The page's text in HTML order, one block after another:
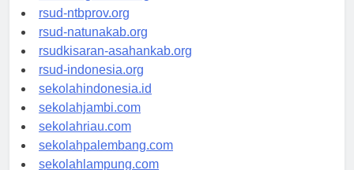
rsud-langsakota.org
rsud-ntbprov.org
rsud-natunakab.org
rsudkisaran-asahankab.org
rsud-indonesia.org
sekolahindonesia.id
sekolahjambi.com
sekolahriau.com
sekolahpalembang.com